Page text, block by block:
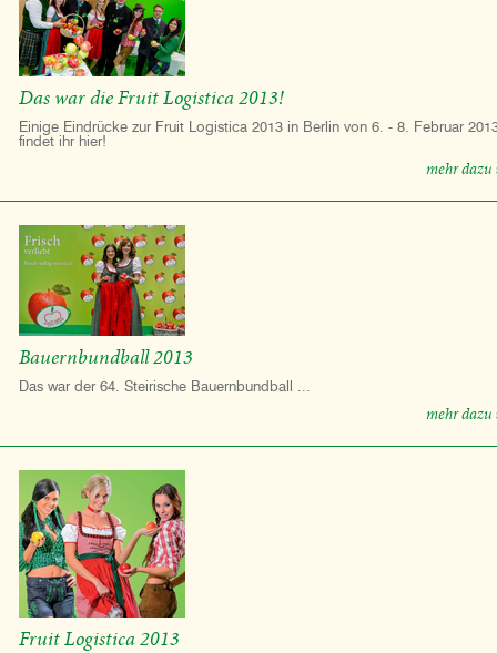
Das war die Fruit Logistica 2013!
Einige Eindrücke zur Fruit Logistica 2013 in Berlin von 6. - 8. Februar
findet ihr hier!
mehr dazu
Bauernbundball 2013
Das war der 64. Steirische Bauernbundball ...
mehr dazu
Fruit Logistica 2013